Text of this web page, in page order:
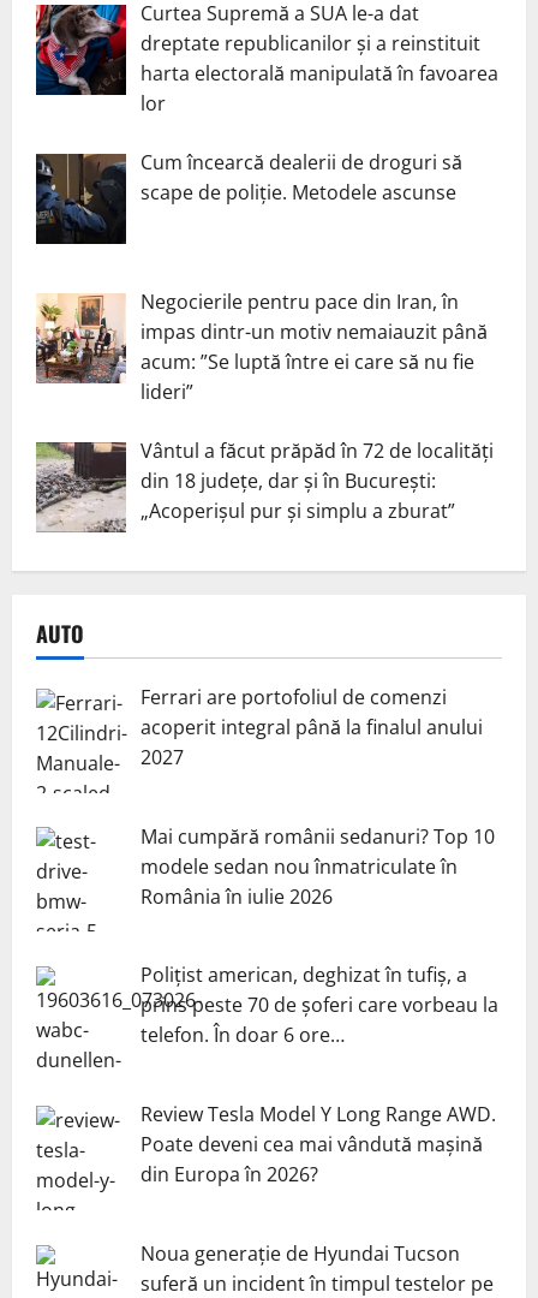
Curtea Supremă a SUA le-a dat
dreptate republicanilor și a reinstituit
harta electorală manipulată în favoarea
lor
Cum încearcă dealerii de droguri să
scape de poliție. Metodele ascunse
Negocierile pentru pace din Iran, în
impas dintr-un motiv nemaiauzit până
acum: ”Se luptă între ei care să nu fie
lideri”
Vântul a făcut prăpăd în 72 de localități
din 18 județe, dar și în București:
„Acoperișul pur și simplu a zburat”
AUTO
Ferrari are portofoliul de comenzi
acoperit integral până la finalul anului
2027
Mai cumpără românii sedanuri? Top 10
modele sedan nou înmatriculate în
România în iulie 2026
Polițist american, deghizat în tufiș, a
prins peste 70 de șoferi care vorbeau la
telefon. În doar 6 ore…
Review Tesla Model Y Long Range AWD.
Poate deveni cea mai vândută mașină
din Europa în 2026?
Noua generație de Hyundai Tucson
suferă un incident în timpul testelor pe